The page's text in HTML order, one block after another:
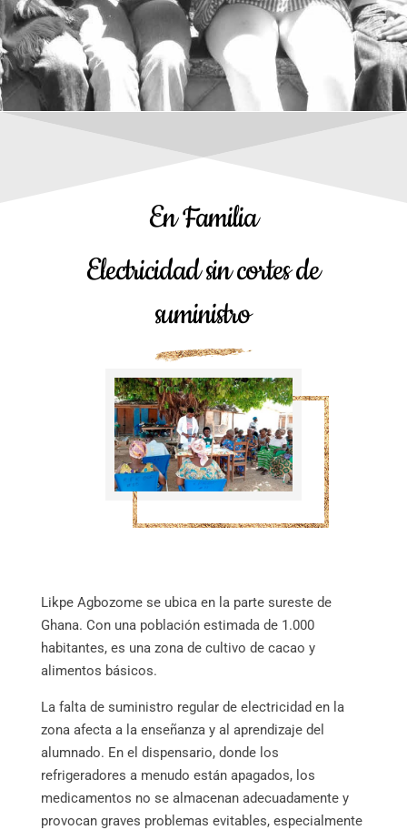
En Familia
Electricidad sin cortes de
suministro
Likpe Agbozome se ubica en la parte sureste de
Ghana. Con una población estimada de 1.000
habitantes, es una zona de cultivo de cacao y
alimentos básicos.
La falta de suministro regular de electricidad en la
zona afecta a la enseñanza y al aprendizaje del
alumnado. En el dispensario, donde los
refrigeradores a menudo están apagados, los
medicamentos no se almacenan adecuadamente y
provocan graves problemas evitables, especialmente